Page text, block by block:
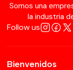
Somos una
la industria
Follow us
Bienvenidos